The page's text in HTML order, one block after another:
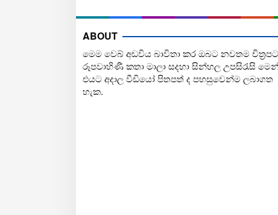
ABOUT
මෙම වෙබ් අඩවිය බාවිතා කර ඔබට නවතම
රූපවාහිණී කතා මාලා සදහා සින්හල උපසිරැසි
එයට අදාල වීඩියෝ පිතපත් ද පහසුවෙන්ම ලබාගත
හැක.